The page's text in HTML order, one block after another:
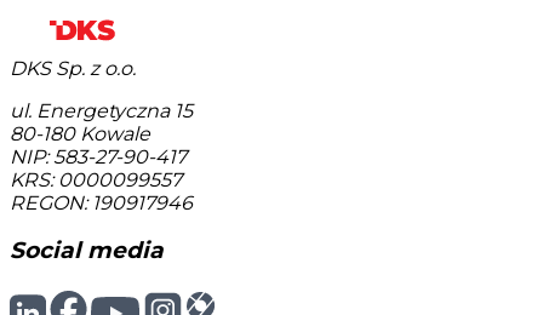
DKS Sp. z o.o.
ul. Energetyczna 15
80-180 Kowale
NIP: 583-27-90-417
KRS: 0000099557
REGON: 190917946
Social media